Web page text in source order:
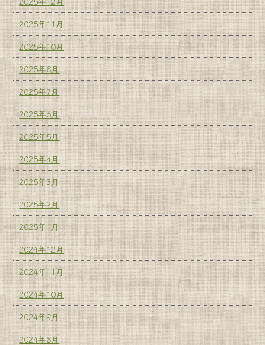
2025年11月
2025年10月
2025年8月
2025年7月
2025年6月
2025年5月
2025年4月
2025年3月
2025年2月
2025年1月
2024年12月
2024年11月
2024年10月
2024年9月
2024年8月